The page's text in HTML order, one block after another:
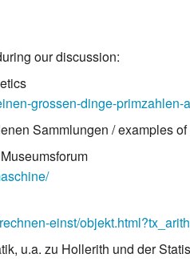
our discussion:
grossen-dinge-primzahlen-
Sammlungen / examples
einst/
u.a. zu Hollerith und der